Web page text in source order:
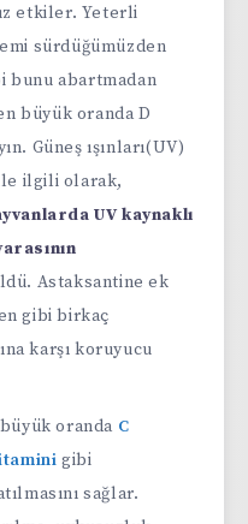
etkiler. Yeterli
sürdüğümüzden
bunu abartmadan
büyük oranda D
Güneş ışınları(UV)
ilgili olarak,
UV kaynaklı
Astaksantine ek
gibi birkaç
karşı koruyucu
oranda C
gibi
sağlar.